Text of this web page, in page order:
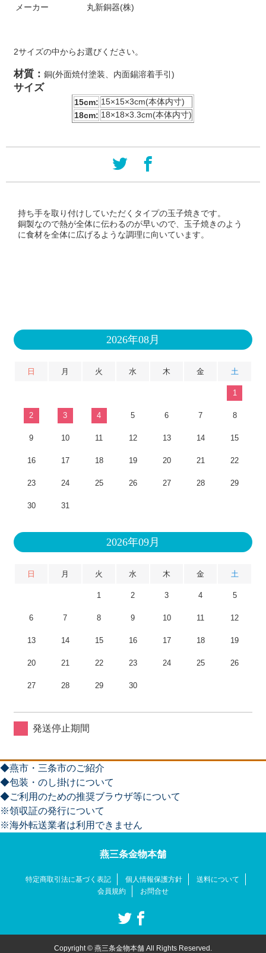
メーカー 丸新銅器(株)
2サイズの中からお選びください。
材質： 銅(外面焼付塗装、内面錫溶着手引)
サイズ
15cm: 15×15×3cm(本体内寸)
18cm: 18×18×3.3cm(本体内寸)
持ち手を取り付けしていただくタイプの玉子焼きです。
銅製なので熱が全体に伝わるのが早いので、玉子焼きのよう
に食材を全体に広げるような調理に向いています。
2026年08月
日 月 火 水 木 金 土
1
2 3 4 5 6 7 8
9 10 11 12 13 14 15
16 17 18 19 20 21 22
23 24 25 26 27 28 29
30 31
2026年09月
日 月 火 水 木 金 土
1 2 3 4 5
6 7 8 9 10 11 12
13 14 15 16 17 18 19
20 21 22 23 24 25 26
27 28 29 30
発送停止期間
◆燕市・三条市のご紹介
◆包装・のし掛けについて
◆ご利用のための推奨ブラウザ等について
※領収証の発行について
※海外転送業者は利用できません
燕三条金物本舗
特定商取引法に基づく表記 個人情報保護方針
送料について
会員規約
お問合せ
Copyright © 燕三条金物本舗 All Rights Reserved.